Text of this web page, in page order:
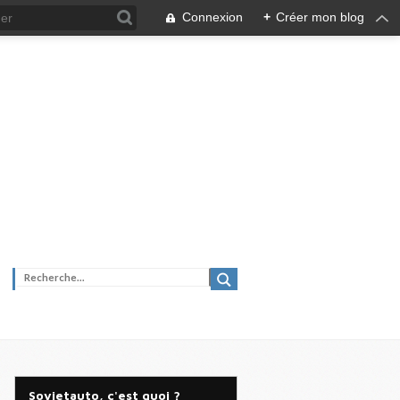
Connexion + Créer mon blog
Sovietauto, c'est quoi ?